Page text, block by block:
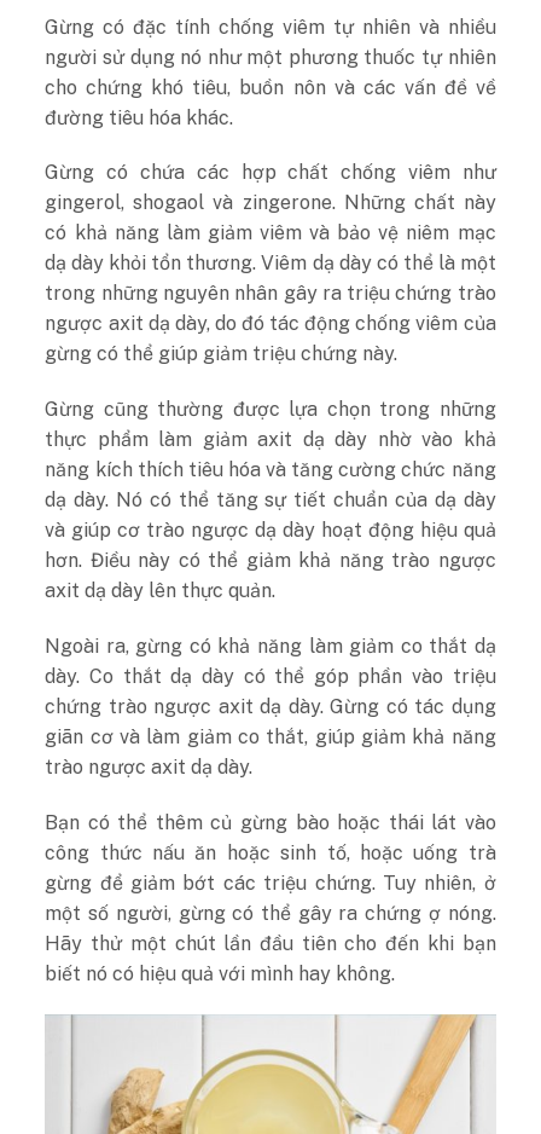
Gừng có đặc tính chống viêm tự nhiên và nhiều
người sử dụng nó như một phương thuốc tự nhiên
cho chứng khó tiêu, buồn nôn và các vấn đề về
đường tiêu hóa khác.
Gừng có chứa các hợp chất chống viêm như
gingerol, shogaol và zingerone. Những chất này
có khả năng làm giảm viêm và bảo vệ niêm mạc
dạ dày khỏi tổn thương. Viêm dạ dày có thể là một
trong những nguyên nhân gây ra triệu chứng trào
ngược axit dạ dày, do đó tác động chống viêm của
gừng có thể giúp giảm triệu chứng này.
Gừng cũng thường được lựa chọn trong những
thực phẩm làm giảm axit dạ dày nhờ vào khả
năng kích thích tiêu hóa và tăng cường chức năng
dạ dày. Nó có thể tăng sự tiết chuẩn của dạ dày
và giúp cơ trào ngược dạ dày hoạt động hiệu quả
hơn. Điều này có thể giảm khả năng trào ngược
axit dạ dày lên thực quản.
Ngoài ra, gừng có khả năng làm giảm co thắt dạ
dày. Co thắt dạ dày có thể góp phần vào triệu
chứng trào ngược axit dạ dày. Gừng có tác dụng
giãn cơ và làm giảm co thắt, giúp giảm khả năng
trào ngược axit dạ dày.
Bạn có thể thêm củ gừng bào hoặc thái lát vào
công thức nấu ăn hoặc sinh tố, hoặc uống trà
gừng để giảm bớt các triệu chứng. Tuy nhiên, ở
một số người, gừng có thể gây ra chứng ợ nóng.
Hãy thử một chút lần đầu tiên cho đến khi bạn
biết nó có hiệu quả với mình hay không.